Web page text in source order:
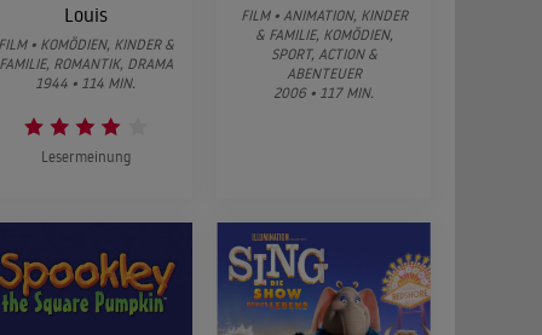
Louis
• KOMÖDIEN, KINDER &
ROMANTIK, DRAMA
1944 • 114 MIN.
Lesermeinung
FILM • ANIMATION, KINDER
& FAMILIE, KOMÖDIEN,
SPORT, ACTION &
ABENTEUER
2006 • 117 MIN.